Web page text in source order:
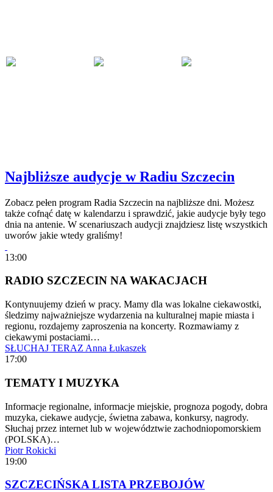
Najbliższe audycje w Radiu Szczecin
Zobacz pełen program Radia Szczecin na najbliższe dni. Możesz
także cofnąć datę w kalendarzu i sprawdzić, jakie audycje były tego
dnia na antenie. W scenariuszach audycji znajdziesz listę wszystkich
uworów jakie wtedy graliśmy!
13:00
RADIO SZCZECIN NA WAKACJACH
Kontynuujemy dzień w pracy. Mamy dla was lokalne ciekawostki,
śledzimy najważniejsze wydarzenia na kulturalnej mapie miasta i
regionu, rozdajemy zaproszenia na koncerty. Rozmawiamy z
ciekawymi postaciami…
SŁUCHAJ TERAZ Anna Łukaszek
17:00
TEMATY I MUZYKA
Informacje regionalne, informacje miejskie, prognoza pogody, dobra
muzyka, ciekawe audycje, świetna zabawa, konkursy, nagrody.
Słuchaj przez internet lub w województwie zachodniopomorskiem
(POLSKA)…
Piotr Rokicki
19:00
SZCZECIŃSKA LISTA PRZEBOJÓW